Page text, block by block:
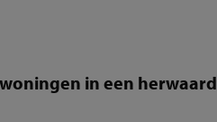
in een